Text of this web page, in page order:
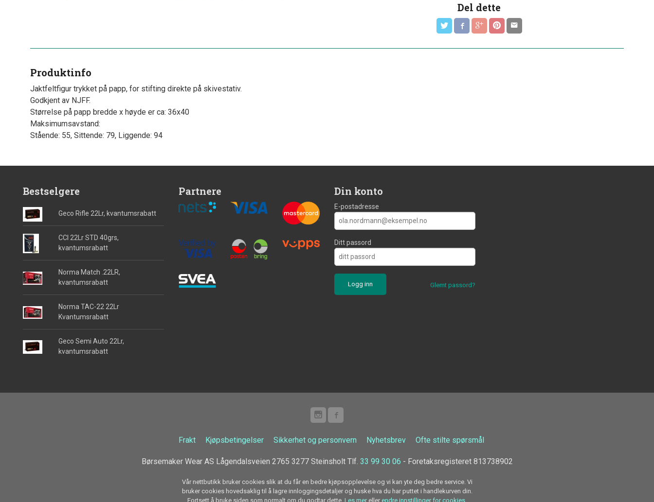
Del dette
Produktinfo
Jaktfeltfigur trykket på papp, for stifting direkte på skivestativ.
Godkjent av NJFF.
Størrelse på papp bredde x høyde er ca: 36x40
Maksimumsavstand:
Stående: 55, Sittende: 79, Liggende: 94
Bestselgere
Geco Rifle 22Lr, kvantumsrabatt
CCI 22Lr STD 40grs,
kvantumsrabatt
Norma Match .22LR,
kvantumsrabatt
Norma TAC-22 22Lr
Kvantumsrabatt
Geco Semi Auto 22Lr,
kvantumsrabatt
Partnere Din konto
E-postadresse
Ditt passord
Glemt passord?
Frakt Kjøpsbetingelser Sikkerhet og personvern Nyhetsbrev Ofte stilte spørsmål
Børsemaker Wear AS Lågendalsveien 2765 3277 Steinsholt Tlf. 33 99 30 06 - Foretaksregisteret 813738902
Vår nettbutikk bruker cookies slik at du får en bedre kjøpsopplevelse og vi kan yte deg bedre service. Vi
bruker cookies hovedsaklig til å lagre innloggingsdetaljer og huske hva du har puttet i handlekurven din.
Fortsett å bruke siden som normalt om du godtar dette. Les mer eller endre innstillinger for cookies.